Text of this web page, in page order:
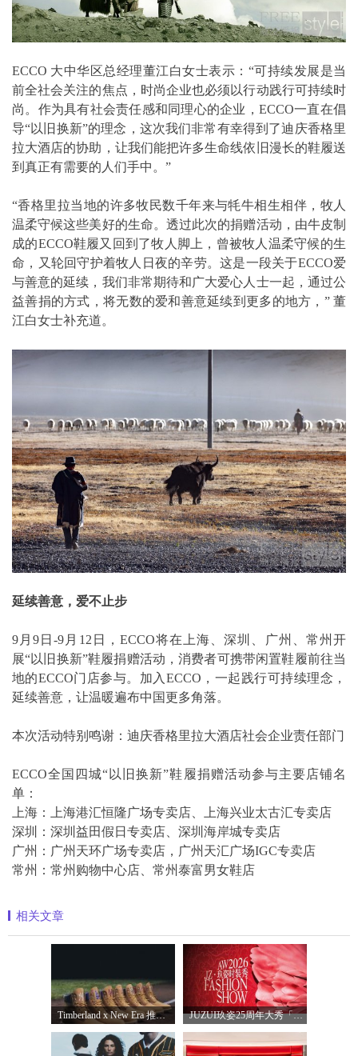
ECCO 大中华区总经理董江白女士表示：“可持续发展是当
前全社会关注的焦点，时尚企业也必须以行动践行可持续时
尚。作为具有社会责任感和同理心的企业，ECCO一直在倡
导“以旧换新”的理念，这次我们非常有幸得到了迪庆香格里
拉大酒店的协助，让我们能把许多生命线依旧漫长的鞋履送
到真正有需要的人们手中。”
“香格里拉当地的许多牧民数千年来与牦牛相生相伴，牧人
温柔守候这些美好的生命。透过此次的捐赠活动，由牛皮制
成的ECCO鞋履又回到了牧人脚上，曾被牧人温柔守候的生
命，又轮回守护着牧人日夜的辛劳。这是一段关于ECCO爱
与善意的延续，我们非常期待和广大爱心人士一起，通过公
益善捐的方式，将无数的爱和善意延续到更多的地方，” 董
江白女士补充道。
延续善意，爱不止步
9月9日-9月12日，ECCO将在上海、深圳、广州、常州开
展“以旧换新”鞋履捐赠活动，消费者可携带闲置鞋履前往当
地的ECCO门店参与。加入ECCO，一起践行可持续理念，
延续善意，让温暖遍布中国更多角落。
本次活动特别鸣谢：迪庆香格里拉大酒店社会企业责任部门
ECCO全国四城“以旧换新”鞋履捐赠活动参与主要店铺名
单：
上海：上海港汇恒隆广场专卖店、上海兴业太古汇专卖店
深圳：深圳益田假日专卖店、深圳海岸城专卖店
广州：广州天环广场专卖店，广州天汇广场IGC专卖店
常州：常州购物中心店、常州泰富男女鞋店
相关文章
Timberland x New Era 推出全新联名系列，以经 JUZUI玖姿25周年大秀「循光新生」 光起二